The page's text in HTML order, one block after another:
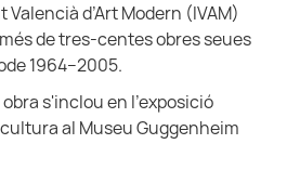
Valencià d’Art Modern (IVAM)
de tres-centes obres seues
1964–2005.
obra s'inclou en l'exposició
al Museu Guggenheim